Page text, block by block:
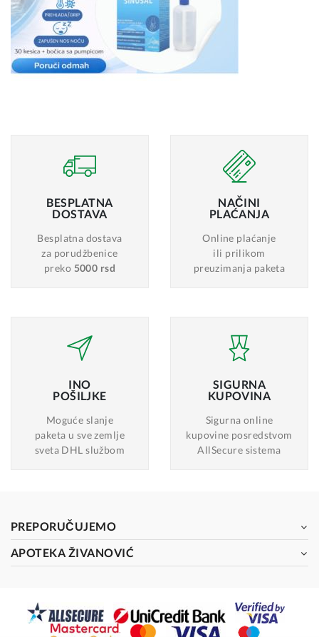
BESPLATNA
DOSTAVA
Besplatna dostava
za porudžbenice
preko 5000 rsd
NAČINI
PLAĆANJA
Online plaćanje
ili prilikom
preuzimanja paketa
INO
POŠILJKE
Moguće slanje
paketa u sve zemlje
sveta DHL službom
SIGURNA
KUPOVINA
Sigurna online
kupovine posredstvom
AllSecure sistema
PREPORUČUJEMO
APOTEKA ŽIVANOVIĆ